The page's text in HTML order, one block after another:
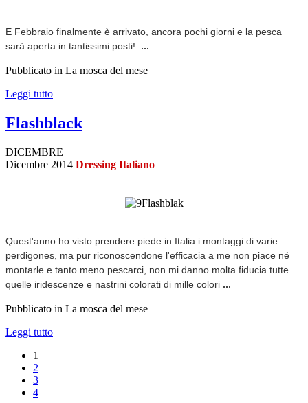
E Febbraio finalmente è arrivato, ancora pochi giorni e la pesca
sarà aperta in tantissimi posti!
...
Pubblicato in La mosca del mese
Leggi tutto
Flashblack
DICEMBRE
Dicembre 2014 Dressing Italiano
Quest'anno ho visto prendere piede in Italia i montaggi di varie
perdigones, ma pur riconoscendone l'efficacia a me non piace né
montarle e tanto meno pescarci, non mi danno molta fiducia tutte
quelle iridescenze e nastrini colorati di mille colori ...
Pubblicato in La mosca del mese
Leggi tutto
1
2
3
4